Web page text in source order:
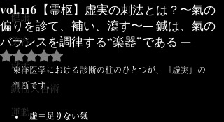
健康
美容
母子
鍼仙人古術
運動
vol.116【霊枢】虚実の刺法とは？〜氣の
偏りを診て、補い、瀉す〜— 鍼は、氣の
バランスを調律する“楽器”である —
5つ星のうちNaNと評価されています。
東洋医学における診断の柱のひとつが、「虚実」の
判断です。
虚＝足りない氣